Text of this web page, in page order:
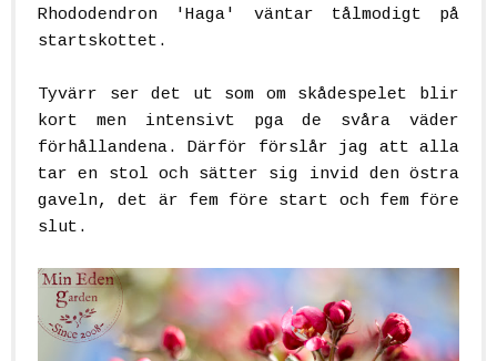
Rhododendron 'Haga' väntar tålmodigt på
startskottet.
Tyvärr ser det ut som om skådespelet blir
kort men intensivt pga de svåra väder
förhållandena. Därför förslår jag att alla
tar en stol och sätter sig invid den östra
gaveln, det är fem före start och fem före
slut.